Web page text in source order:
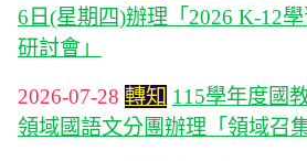
6日(星期四)辦理「2026 K-12
研討會」
2026-07-28 轉知 115學年度國
領域國語文分團辦理「領域召